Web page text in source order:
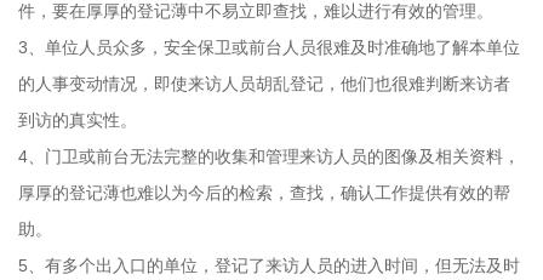
件，要在厚厚的登记薄中不易立即查找，难以进行有效的管理。
3、单位人员众多，安全保卫或前台人员很难及时准确地了解本单位
的人事变动情况，即使来访人员胡乱登记，他们也很难判断来访者
到访的真实性。
4、门卫或前台无法完整的收集和管理来访人员的图像及相关资料，
厚厚的登记薄也难以为今后的检索，查找，确认工作提供有效的帮
助。
5、有多个出入口的单位，登记了来访人员的进入时间，但无法及时